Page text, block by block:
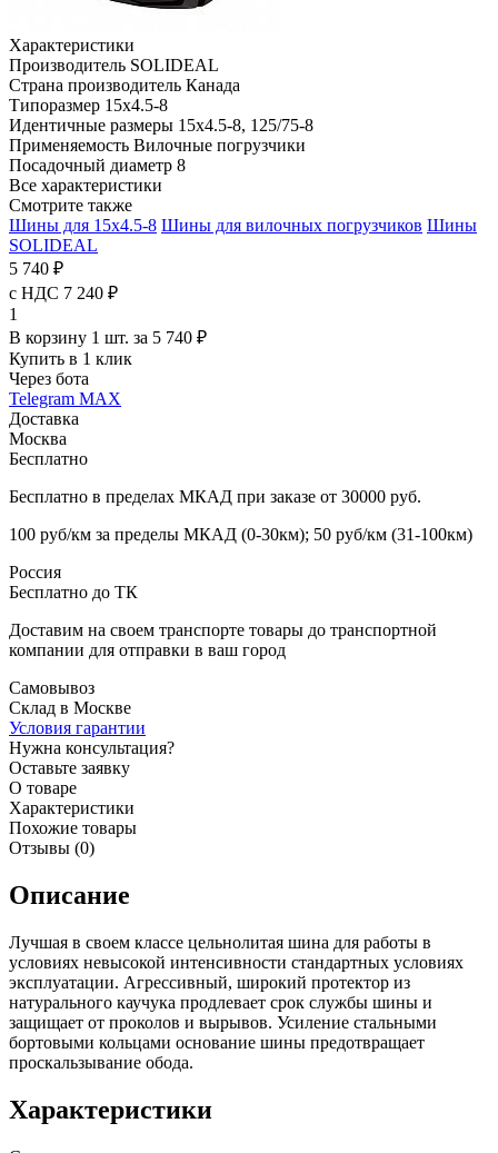
Характеристики
Производитель SOLIDEAL
Страна производитель Канада
Типоразмер 15x4.5-8
Идентичные размеры 15x4.5-8, 125/75-8
Применяемость Вилочные погрузчики
Посадочный диаметр 8
Все характеристики
Смотрите также
Шины для 15x4.5-8 Шины для вилочных погрузчиков Шины
SOLIDEAL
5 740 ₽
с НДС 7 240 ₽
1
В корзину 1 шт. за 5 740 ₽
Купить в 1 клик
Через бота
Telegram MAX
Доставка
Москва
Бесплатно
Бесплатно в пределах МКАД при заказе от 30000 руб.
100 руб/км за пределы МКАД (0-30км); 50 руб/км (31-100км)
Россия
Бесплатно до ТК
Доставим на своем транспорте товары до транспортной
компании для отправки в ваш город
Самовывоз
Склад в Москве
Условия гарантии
Нужна консультация?
Оставьте заявку
О товаре
Характеристики
Похожие товары
Отзывы (0)
Описание
Лучшая в своем классе цельнолитая шина для работы в
условиях невысокой интенсивности стандартных условиях
эксплуатации. Агрессивный, широкий протектор из
натурального каучука продлевает срок службы шины и
защищает от проколов и вырывов. Усиление стальными
бортовыми кольцами основание шины предотвращает
проскальзывание обода.
Характеристики